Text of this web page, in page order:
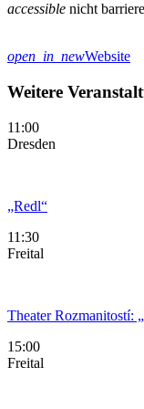
accessible nicht
open_in_newWebsite
Weitere
11:00
Dresden
„Redl“
11:30
Freital
Theater Rozmanitostí:
15:00
Freital